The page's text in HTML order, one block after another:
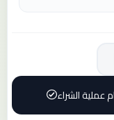
عملية الشراء